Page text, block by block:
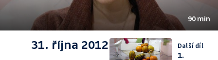
90 min
31. října 2012
Další díl
1.